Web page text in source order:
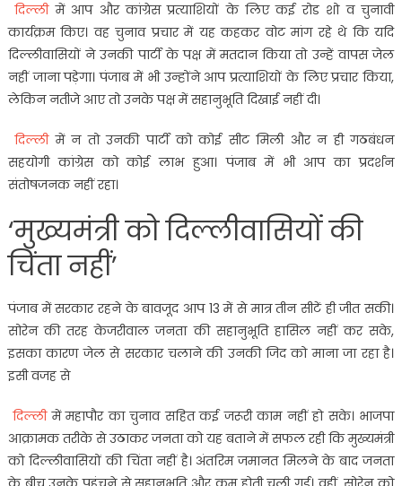
दिल्लीमें आप और कांग्रेस प्रत्याशियों के लिए कई रोड शो व चुनावी
कार्यक्रम किए। वह चुनाव प्रचार में यह कहकर वोट मांग रहे थे कि यदि
दिल्लीवासियों ने उनकी पार्टी के पक्ष में मतदान किया तो उन्हें वापस जेल
नहीं जाना पड़ेगा। पंजाब में भी उन्होंने आप प्रत्याशियों के लिए प्रचार किया,
लेकिन नतीजे आए तो उनके पक्ष में सहानुभूति दिखाई नहीं दी।
दिल्लीमें न तो उनकी पार्टी को कोई सीट मिली और न ही गठबंधन
सहयोगी कांग्रेस को कोई लाभ हुआ। पंजाब में भी आप का प्रदर्शन
संतोषजनक नहीं रहा।
‘मुख्यमंत्री को दिल्लीवासियों की
चिंता नहीं’
पंजाब में सरकार रहने के बावजूद आप 13 में से मात्र तीन सीटें ही जीत सकी।
सोरेन की तरह केजरीवाल जनता की सहानुभूति हासिल नहीं कर सके,
इसका कारण जेल से सरकार चलाने की उनकी जिद को माना जा रहा है।
इसी वजह से
दिल्लीमें महापौर का चुनाव सहित कई जरूरी काम नहीं हो सके। भाजपा
आक्रामक तरीके से उठाकर जनता को यह बताने में सफल रही कि मुख्यमंत्री
को दिल्लीवासियों की चिंता नहीं है। अंतरिम जमानत मिलने के बाद जनता